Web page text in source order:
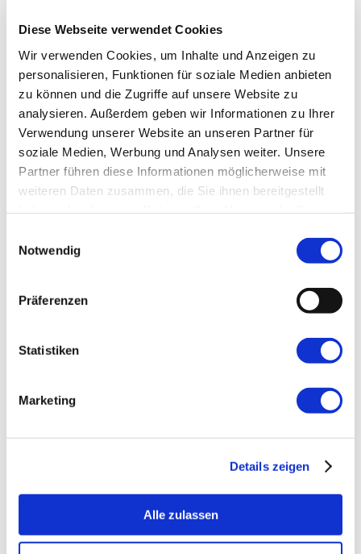
Diese Webseite verwendet Cookies
Wir verwenden Cookies, um Inhalte und Anzeigen zu
personalisieren, Funktionen für soziale Medien anbieten
zu können und die Zugriffe auf unsere Website zu
analysieren. Außerdem geben wir Informationen zu Ihrer
Verwendung unserer Website an unseren Partner für
soziale Medien, Werbung und Analysen weiter. Unsere
Partner führen diese Informationen möglicherweise mit
weiteren Daten zusammen, die Sie ihnen bereitgestellt
Notwendig
Präferenzen
Statistiken
Marketing
Details zeigen
Alle zulassen
Das Spiel ums Leben